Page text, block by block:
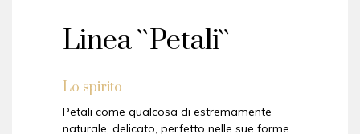
Linea ``Petali``
Lo spirito
Petali come qualcosa di estremamente
naturale, delicato, perfetto nelle sue forme